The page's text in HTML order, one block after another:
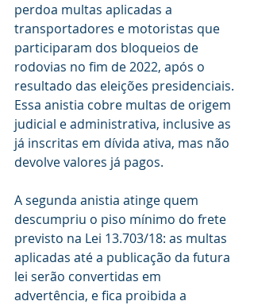
perdoa multas aplicadas a
transportadores e motoristas que
participaram dos bloqueios de
rodovias no fim de 2022, após o
resultado das eleições presidenciais.
Essa anistia cobre multas de origem
judicial e administrativa, inclusive as
já inscritas em dívida ativa, mas não
devolve valores já pagos.
A segunda anistia atinge quem
descumpriu o piso mínimo do frete
previsto na Lei 13.703/18: as multas
aplicadas até a publicação da futura
lei serão convertidas em
advertência, e fica proibida a